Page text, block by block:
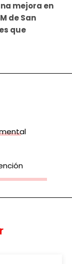
mejora en
de San
que